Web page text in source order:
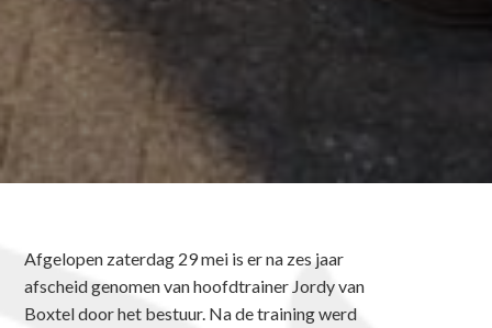
Afgelopen zaterdag 29 mei is er na zes jaar
afscheid genomen van hoofdtrainer Jordy van
Boxtel door het bestuur. Na de training werd